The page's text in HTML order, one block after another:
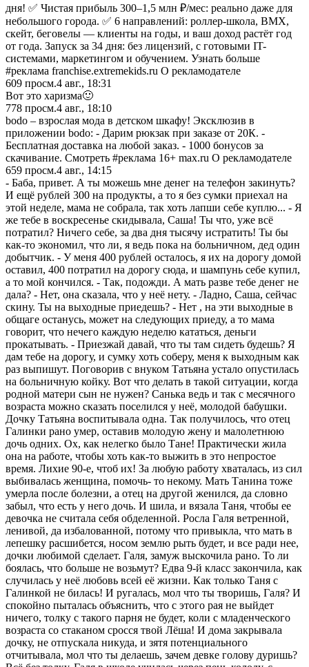
дня! ✅ Чистая прибыль 300–1,5 млн ₽/мес: реально даже для
небольшого города. ✅ 6 направлений: роллер-школа, BMX,
скейт, беговелы — клиенты на годы, и ваш доход растёт год
от года. Запуск за 34 дня: без лицензий, с готовыми IT-
системами, маркетингом и обучением. Узнать больше
#реклама franchise.extremekids.ru О рекламодателе
609 просм.4 авг., 18:31
Вот это харизма🙂
778 просм.4 авг., 18:10
bodo – взрослая мода в детском шкафу! Эксклюзив в
приложении bodo: - Дарим рюкзак при заказе от 20К. -
Бесплатная доставка на любой заказ. - 1000 бонусов за
скачивание. Смотреть #реклама 16+ max.ru О рекламодателе
659 просм.4 авг., 14:15
- Баба, привет. А ты можешь мне денег на телефон закинуть?
И ещё рублей 300 на продукты, а то я без сумки приехал на
этой неделе, мама не собрала, так хоть лапши себе куплю... - Я
же тебе в воскресенье скидывала, Саша! Ты что, уже всё
потратил? Ничего себе, за два дня тысячу истратить! Ты бы
как-то экономил, что ли, я ведь пока на больничном, дед один
добытчик. - У меня 400 рублей осталось, я их на дорогу домой
оставил, 400 потратил на дорогу сюда, и шампунь себе купил,
а то мой кончился. - Так, подожди. А мать разве тебе денег не
дала? - Нет, она сказала, что у неё нету. - Ладно, Саша, сейчас
скину. Ты на выходные приедешь? - Нет , на эти выходные в
общаге останусь, может на следующих приеду, а то мама
говорит, что нечего каждую неделю кататься, деньги
прокатывать. - Приезжай давай, что ты там сидеть будешь? Я
дам тебе на дорогу, и сумку хоть соберу, меня к выходным как
раз выпишут. Поговорив с внуком Татьяна устало опустилась
на больничную койку. Вот что делать в такой ситуации, когда
родной матери сын не нужен? Санька ведь и так с месячного
возраста можно сказать поселился у неё, молодой бабушки.
Дочку Татьяна воспитывала одна. Так получилось, что отец
Галинки рано умер, оставив молодую жену и малолетнюю
дочь одних. Ох, как нелегко было Тане! Практически жила
она на работе, чтобы хоть как-то выжить в это непростое
время. Лихие 90-е, чтоб их! За любую работу хваталась, из сил
выбивалась женщина, помочь- то некому. Мать Танина тоже
умерла после болезни, а отец на другой женился, да словно
забыл, что есть у него дочь. И шила, и вязала Таня, чтобы ее
девочка не считала себя обделенной. Росла Галя ветренной,
ленивой, да избалованной, потому что привыкла, что мать в
лепешку расшибется, носом землю рыть будет, и все ради нее,
дочки любимой сделает. Галя, замуж выскочила рано. То ли
боялась, что больше не возьмут? Едва 9-й класс закончила, как
случилась у неё любовь всей её жизни. Как только Таня с
Галинкой не билась! И ругалась, мол что ты творишь, Галя? И
спокойно пыталась объяснить, что с этого рая не выйдет
ничего, толку с такого парня не будет, коли с младенческого
возраста со стаканом сросся твой Лёша! И дома закрывала
дочку, не отпускала никуда, и зятя потенциального
отчитывала, мол что ты делаешь, зачем девке голову дуришь?